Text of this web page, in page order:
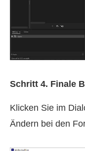
Schritt 4. Finale
Klicken Sie im
Ändern bei den